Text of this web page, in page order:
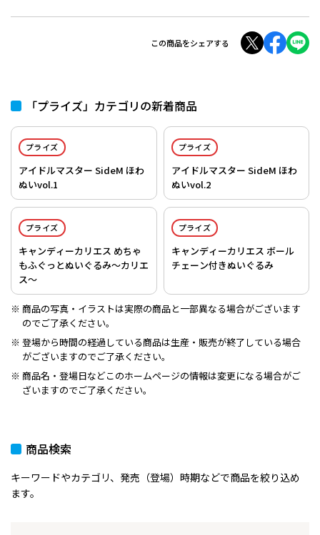
この商品をシェアする
「プライズ」カテゴリの新着商品
プライズ
アイドルマスター SideM ほわ
ぬいvol.1
プライズ
アイドルマスター SideM ほわ
ぬいvol.2
プライズ
キャンディーカリエス めちゃ
もふぐっとぬいぐるみ～カリエ
ス～
プライズ
キャンディーカリエス ボール
チェーン付きぬいぐるみ
商品の写真・イラストは実際の商品と一部異なる場合がございます
のでご了承ください。
登場から時間の経過している商品は生産・販売が終了している場合
がございますのでご了承ください。
商品名・登場日などこのホームページの情報は変更になる場合がご
ざいますのでご了承ください。
商品検索
キーワードやカテゴリ、発売（登場）時期などで商品を絞り込め
ます。